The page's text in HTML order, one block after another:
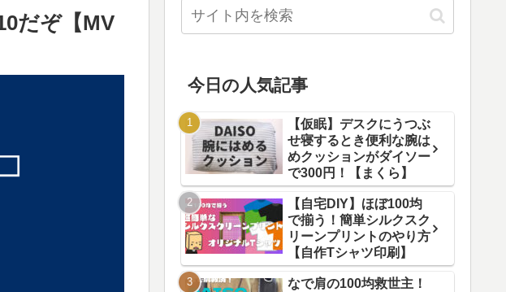
だぞ【MV
今日の人気記事
【仮眠】デスクにうつぶ
せ寝するとき便利な腕は
めクッションがダイソー
で300円！【まくら】
【自宅DIY】ほぼ100均
で揃う！簡単シルクスク
リーンプリントのやり方
【自作Tシャツ印刷】
なで肩の100均救世主！